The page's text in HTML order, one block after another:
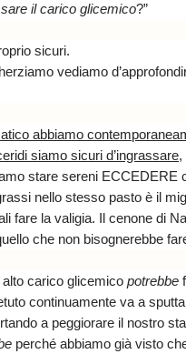
il carico glicemico?”
sicuri.
vediamo
abbiamo
siamo sicuri d’ingrassare,
stare sereni ECCEDERE
nello stesso pasto è il
fare la valigia. Il cenone di
che non bisognerebbe
carico glicemico potrebbe
continuamente va a
a peggiorare il nostro
perché abbiamo già visto